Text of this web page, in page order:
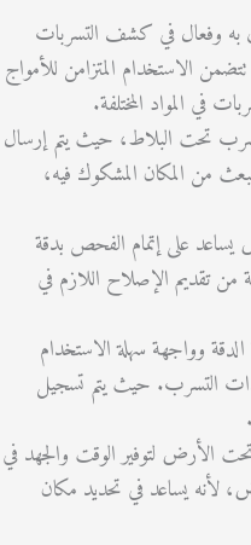
في كشف التسربات
المتزامن للأمواج
المختلفة.
تحت البلاط، حيث يتم إرسال
المكان المشكوك فيه،
إتمام الفحص بدقة
تقديم الإصلاح اللازم في
سهلة الاستخدام
التسرب. حيث يتم تسجيل
لتوفير الوقت والجهد في
يساعد في تحديد مكان